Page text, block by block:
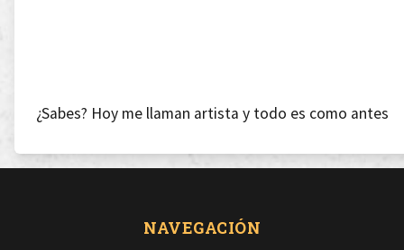
¿Sabes? Hoy me llaman artista y todo es como antes
disco en las listas y sin pasta, ron Almirante
Mientras esos rappers, me tiran a mí me tiran cosas
NAVEGACIÓN